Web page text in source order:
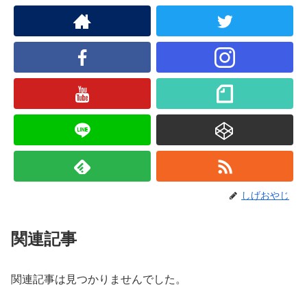
しげおやじ
関連記事
関連記事は見つかりませんでした。